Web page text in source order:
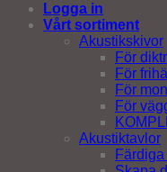
Logga in
Vårt sortiment
Akustikskivor
För
För
För
För
Akustiktavlor